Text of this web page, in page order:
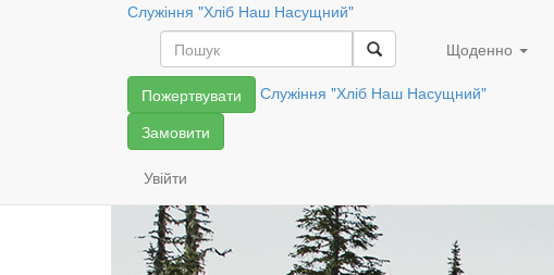
Служіння "Хліб Наш Насущний"
Щоденно
Пожертвувати
Служіння "Хліб Наш Насущний"
Замовити
Увійти
Читати далі